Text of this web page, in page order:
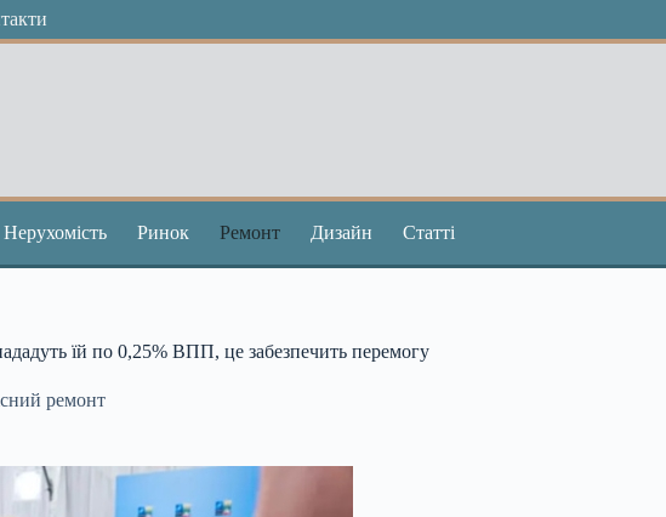
Нерухомість Ринок Ремонт Дизайн Статті
їй по 0,25% ВПП, це забезпечить перемогу
ремонт